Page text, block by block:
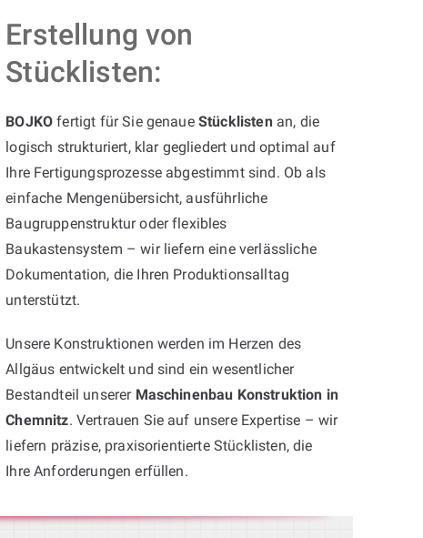
Erstellung von
Stücklisten:
BOJKO fertigt für Sie genaue Stücklistenan, die
logisch strukturiert, klar gegliedert und optimal auf
Ihre Fertigungsprozesse abgestimmt sind. Ob als
einfache Mengenübersicht, ausführliche
Baugruppenstruktur oder flexibles
Baukastensystem – wir liefern eine verlässliche
Dokumentation, die Ihren Produktionsalltag
unterstützt.
Unsere Konstruktionen werden im Herzen des
Allgäus entwickelt und sind ein wesentlicher
Bestandteil unserer Maschinenbau Konstruktion in
Chemnitz. Vertrauen Sie auf unsere Expertise – wir
liefern präzise, praxisorientierte Stücklisten, die
Ihre Anforderungen erfüllen.